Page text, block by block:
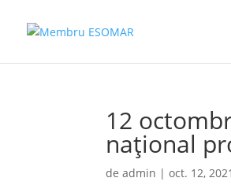
12
național
deadmin |oct. 12, 2021